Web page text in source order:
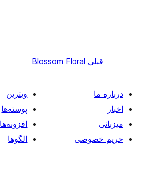
قبلی Blossom Floral
درباره ما
اخبار
میزبانی
حریم خصوصی
ویترین
پوسته‌ها
افزونه‌ها
الگوها